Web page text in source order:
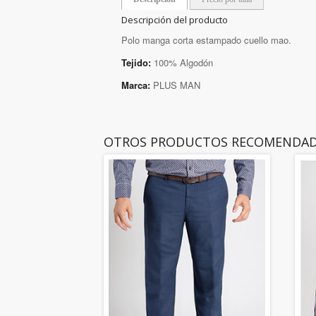
Descripción del producto
Polo manga corta estampado cuello mao.
Tejido: 100% Algodón
Marca: PLUS MAN
OTROS PRODUCTOS